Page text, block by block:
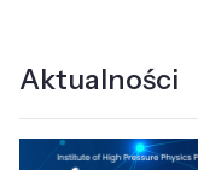
Aktualności